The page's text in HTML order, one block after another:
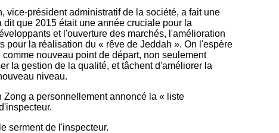
vice-président administratif de la société, a fait une
que 2015 était une année cruciale pour la
et l'ouverture des marchés, l'amélioration
pour la réalisation du « rêve de Jeddah ». On l'espère
nouveau point de départ, non seulement
la gestion de la qualité, et tâchent d'améliorer la
niveau.
a personnellement annoncé la « liste
serment de l'inspecteur.